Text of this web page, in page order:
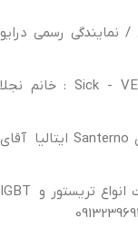
رسمی درایو
Sick - VEGA -IFM-SIEMENS-SCHNEIDER ELECTRIC : خانم نجلا
نمایندگی Phoenix contact، نمایندگی درایو های Santerno ایتالیا آقای
ترانسفورماتور ، راکتور تک فاز و سه فاز- واردات انواع تریستور و IGBT